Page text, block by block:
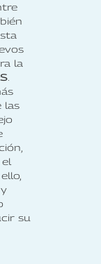
la
las
su